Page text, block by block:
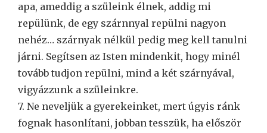
apa, ameddig a szüleink élnek, addig mi
repülünk, de egy szárnnyal repülni nagyon
nehéz… szárnyak nélkül pedig meg kell tanulni
járni. Segítsen az Isten mindenkit, hogy minél
tovább tudjon repülni, mind a két szárnyával,
vigyázzunk a szüleinkre.
7. Ne neveljük a gyerekeinket, mert úgyis ránk
fognak hasonlítani, jobban tesszük, ha először